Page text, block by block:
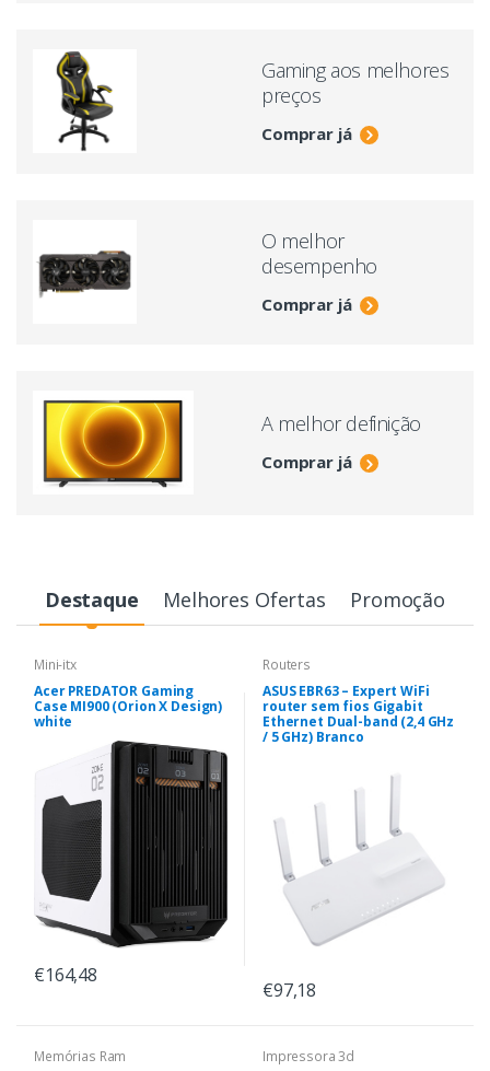
Gaming aos melhores
preços
Comprar já
O melhor
desempenho
Comprar já
A melhor definição
Comprar já
Destaque Melhores Ofertas Promoção
Mini-itx
Acer PREDATOR Gaming
Case MI900 (Orion X Design)
white
€164,48
Routers
ASUS EBR63 – Expert WiFi
router sem fios Gigabit
Ethernet Dual-band (2,4 GHz
/ 5 GHz) Branco
€97,18
Memórias Ram
Impressora 3d